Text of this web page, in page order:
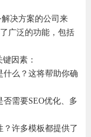
决方案的公司来
广泛的功能，包括
因素：
么？这将帮助你确
需要SEO优化、多
许多模板都提供了